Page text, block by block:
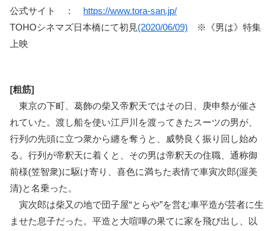
公式サイト ： https://www.tora-san.jp/
TOHOシネマズ日本橋にて初見(2020/06/09) ※《男は》特集
上映
[粗筋]
東京の下町、葛飾の柴又帝釈天ではその日、庚申祭が催さ
れていた。渡し船を使い江戸川を渡ってきたスーツの男が、
行列の先頭に立つ衆から纏を奪うと、威勢良く振り回し始め
る。行列が帝釈天に着くと、その男は帝釈天の住職、通称御
前様(笠智衆)に駆け寄り、喜色に満ちた表情で車寅次郎(渥美
清)と名乗った。
寅次郎は柴又の地で団子屋“とらや”を営む車平造が芸者に生
ませた息子だった。平造と大喧嘩の果てに家を飛び出し、以